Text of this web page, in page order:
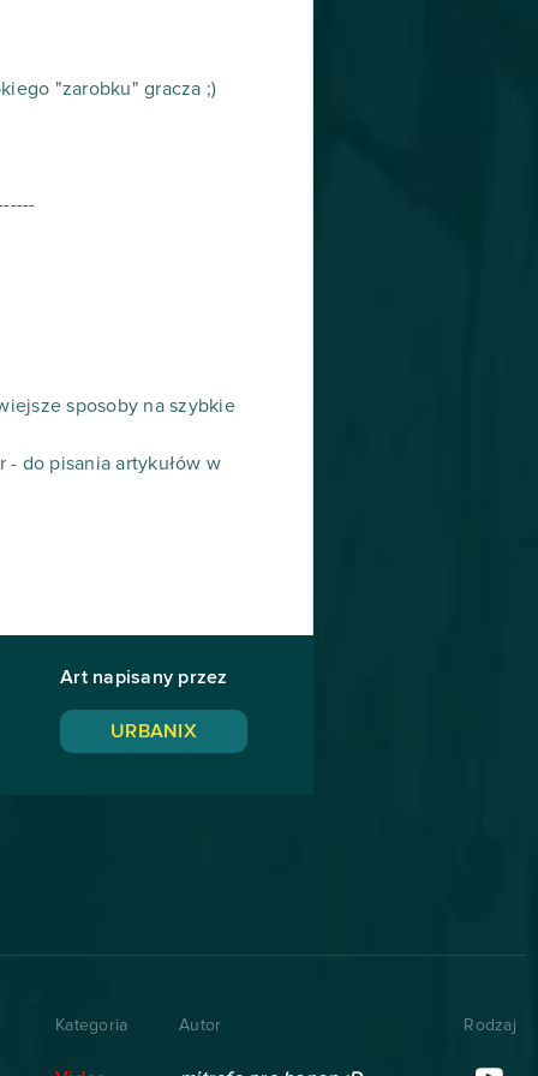
"zarobku" gracza ;)
sposoby na szybkie
- do pisania artykułów w
Art napisany przez
URBANIX
Kategoria Autor Rodzaj